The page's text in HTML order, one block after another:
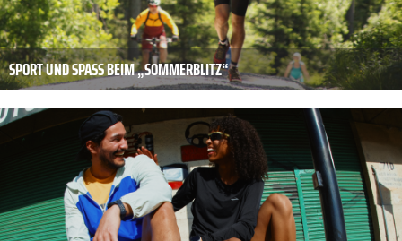
SPORT UND SPASS BEIM „SOMMERBLITZ“